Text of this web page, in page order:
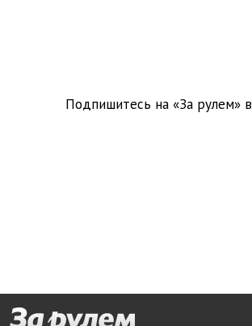
Подпишитесь на «За рулем» в